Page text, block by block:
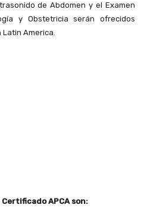
de Abdomen y el Examen
y Obstetricia serán ofrecidos
America.
APCA son: